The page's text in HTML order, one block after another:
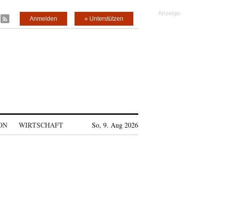
» Unterstützen
Anmelden
WIRTSCHAFT So, 9. Aug 2026